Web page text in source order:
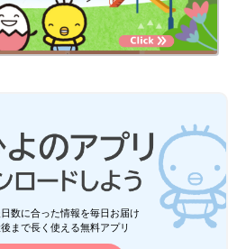
数に合った情報を毎日お届け
まで長く使える無料アプリ